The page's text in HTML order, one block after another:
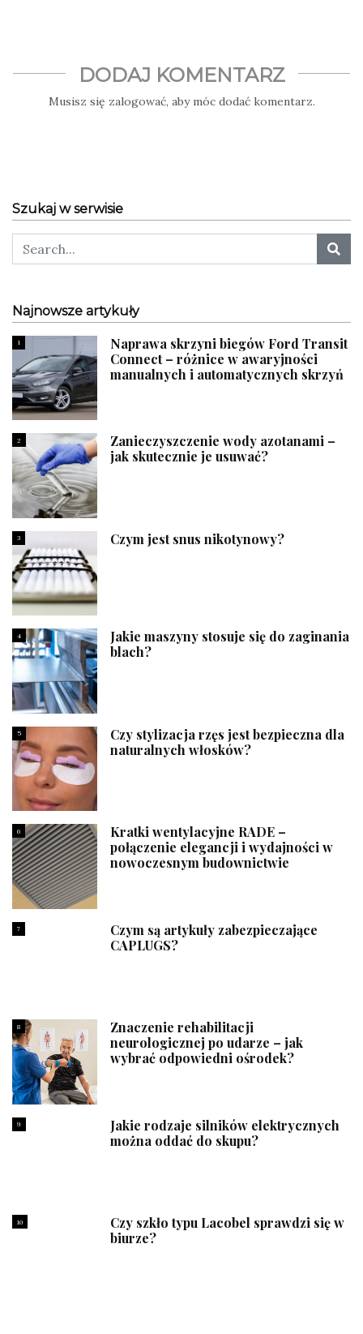
DODAJ KOMENTARZ
Musisz się zalogować, aby móc dodać komentarz.
Szukaj w serwisie
Najnowsze artykuły
1
Naprawa skrzyni biegów Ford Transit
Connect – różnice w awaryjności
manualnych i automatycznych skrzyń
2
Zanieczyszczenie wody azotanami –
jak skutecznie je usuwać?
3 Czym jest snus nikotynowy?
4
Jakie maszyny stosuje się do zaginania
blach?
5
Czy stylizacja rzęs jest bezpieczna dla
naturalnych włosków?
6
Kratki wentylacyjne RADE –
połączenie elegancji i wydajności w
nowoczesnym budownictwie
7
Czym są artykuły zabezpieczające
CAPLUGS?
8
Znaczenie rehabilitacji
neurologicznej po udarze – jak
wybrać odpowiedni ośrodek?
9
Jakie rodzaje silników elektrycznych
można oddać do skupu?
10
Czy szkło typu Lacobel sprawdzi się w
biurze?